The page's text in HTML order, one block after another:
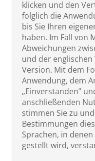
klicken und den
folglich die
bis Sie Ihren
haben. Im Fall von
Abweichungen
und der
Version. Mit dem
Anwendung, dem
„Einverstanden”
anschließenden
stimmen Sie zu
Bestimmungen
Sprachen, in
gestellt wird,